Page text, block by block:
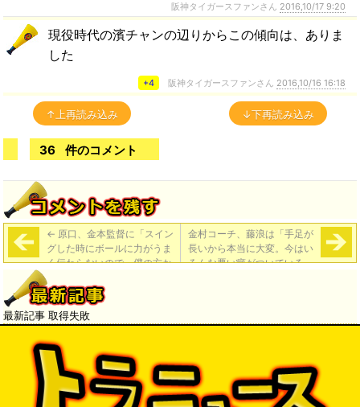
阪神タイガースファンさん 2016,10/17 9:20
現役時代の濱チャンの辺りからこの傾向は、ありま
した
+4 阪神タイガースファンさん 2016,10/16 16:18
↑上再読み込み ↓下再読み込み
36 件のコメント
← 原口、金本監督に「スイン
グした時にボールに力がうま
く伝わらないので、僕の方か
ら教えて下さいとお願いし
た。疑問が解けた」
金村コーチ、藤浪は「手足が
長いから本当に大変。今はい
ろんな悪い癖がついている」
最新記事 取得失敗